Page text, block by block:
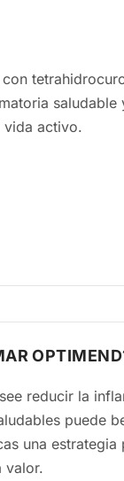
vida activo.
reducir la
para tu bienestar a largo
valor.